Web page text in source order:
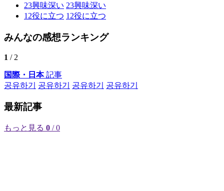
23興味深い 23興味深い
12役に立つ 12役に立つ
みんなの感想ランキング
1 / 2
国際・日本記事
공유하기
공유하기 공유하기 공유하기
最新記事
もっと見る 0 / 0